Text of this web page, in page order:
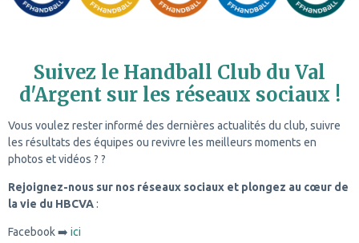
Suivez le Handball Club du Val
d'Argent sur les réseaux sociaux !
Vous voulez rester informé des dernières actualités du club, suivre
les résultats des équipes ou revivre les meilleurs moments en
photos et vidéos ? ?
Rejoignez-nous sur nos réseaux sociaux et plongez au cœur de
la vie du HBCVA:
Facebook ➡️ ici